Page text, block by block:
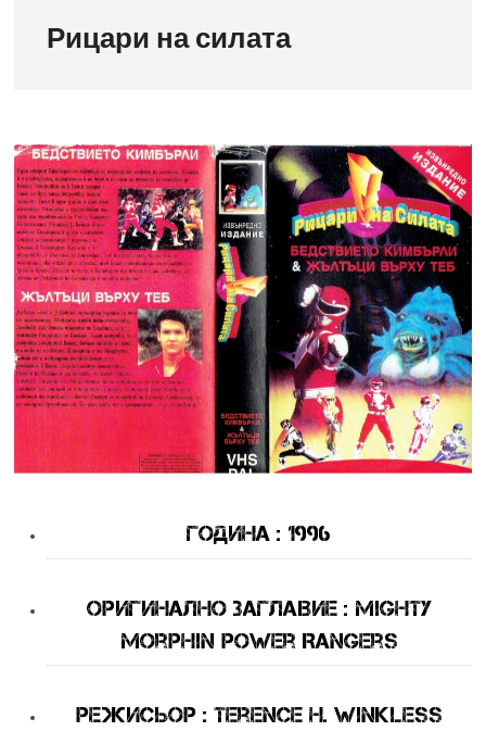
Рицари на силата
Година : 1996
оригинално Заглавие : Mighty
Morphin Power Rangers
Режисьор : Terence H. Winkless